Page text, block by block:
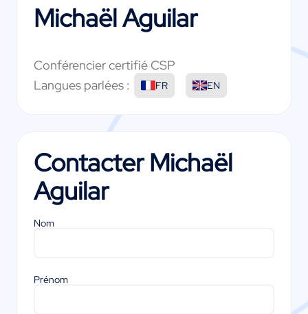
Michaël Aguilar
Conférencier certifié CSP
Langues parlées :
FR EN
ContacterMichaël
Aguilar
Nom
Prénom